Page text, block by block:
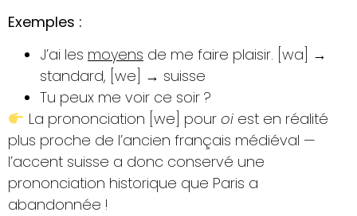
Exemples :
J’ai les moyens de me faire plaisir. [wa] →
standard, [we] → suisse
Tu peux me voir ce soir ?
La prononciation [we] pour oiest en réalité
plus proche de l’ancien français médiéval —
l’accent suisse a donc conservé une
prononciation historique que Paris a
abandonnée !